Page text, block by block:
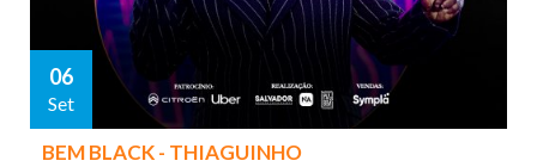
06
Set
BEM BLACK - THIAGUINHO